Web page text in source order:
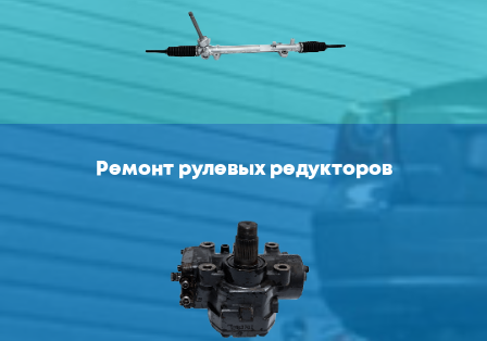
Ремонт рулевых редукторов